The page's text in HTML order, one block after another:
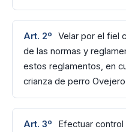
Art. 2º
Velar por el fiel
de las normas y
estos reglamentos, en
crianza de perro
Art. 3º
Efectuar